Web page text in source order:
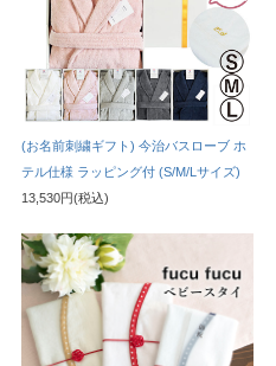
(お名前刺繍ギフト) 今治バスローブ ホ
テル仕様 ラッピング付 (S/M/Lサイズ)
13,530円(税込)